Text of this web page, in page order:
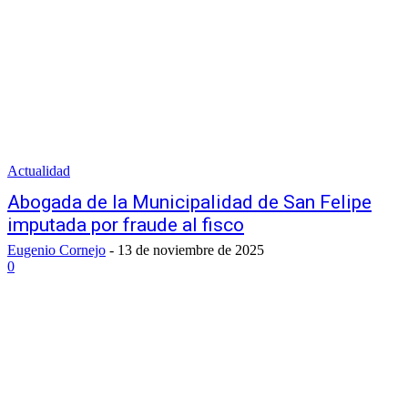
Actualidad
Abogada de la Municipalidad de San Felipe
imputada por fraude al fisco
Eugenio Cornejo - 13 de noviembre de 2025
0